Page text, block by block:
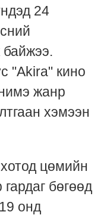
24
"Akira" кино
жанр
хэмээн
цөмийн
бөгөөд
онд